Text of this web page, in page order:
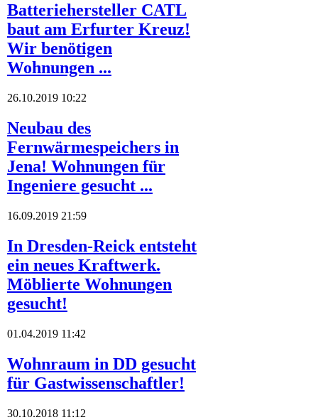
Batteriehersteller CATL
baut am Erfurter Kreuz!
Wir benötigen
Wohnungen ...
26.10.2019 10:22
Neubau des
Fernwärmespeichers in
Jena! Wohnungen für
Ingeniere gesucht ...
16.09.2019 21:59
In Dresden-Reick entsteht
ein neues Kraftwerk.
Möblierte Wohnungen
gesucht!
01.04.2019 11:42
Wohnraum in DD gesucht
für Gastwissenschaftler!
30.10.2018 11:12